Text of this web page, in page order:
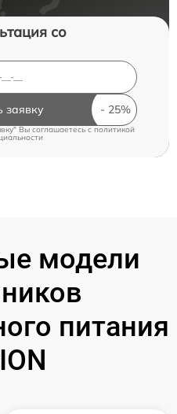
со
заявку
Вы соглашаетесь cполитикой
модели
питания